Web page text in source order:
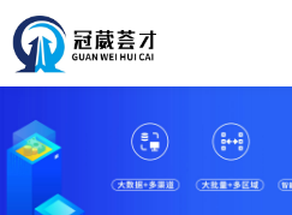
首
关
于
成